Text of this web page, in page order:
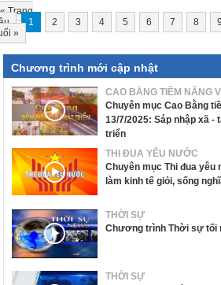
«Trang
1 2 3 4 5 6 7 8 9
»
Chương trình mới cập nhật
CAO BẰNG TIỀM NĂNG
Chuyên mục Cao Bằng
13/7/2025: Sáp nhập xã -
triển
THI ĐUA YÊU NƯỚC
Chuyên mục Thi đua yêu
làm kinh tế giỏi, sống
THỜI SỰ
Chương trình Thời sự tối
THỜI SỰ